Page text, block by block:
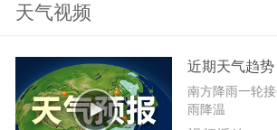
天气视频
近期天气趋势
南方降雨一轮
雨降温